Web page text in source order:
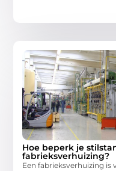
Hoe beperk je
fabrieksverhuizing?
Een fabrieksverhuizing is